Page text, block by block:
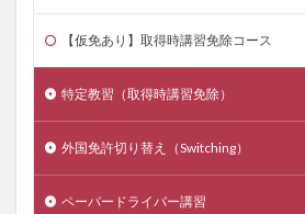
【仮免あり】取得時講習免除コース
特定教習（取得時講習免除）
外国免許切り替え（Switching）
ペーパードライバー講習